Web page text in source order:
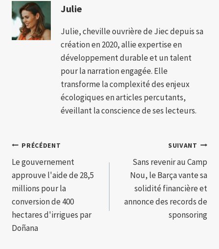
Julie
Julie, cheville ouvrière de Jiec depuis sa
création en 2020, allie expertise en
développement durable et un talent
pour la narration engagée. Elle
transforme la complexité des enjeux
écologiques en articles percutants,
éveillant la conscience de ses lecteurs.
Navigation
de
l’article
PRÉCÉDENT
Le gouvernement
approuve l'aide de 28,5
millions pour la
conversion de 400
hectares d'irrigues par
Doñana
SUIVANT
Sans revenir au Camp
Nou, le Barça vante sa
solidité financière et
annonce des records de
sponsoring